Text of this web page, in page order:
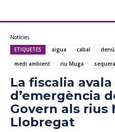
Notícies
ETIQUETES aigua cabal
medi ambient
riu Muga sequera
La fiscalia
d’emergència
Govern als rius
Llobregat